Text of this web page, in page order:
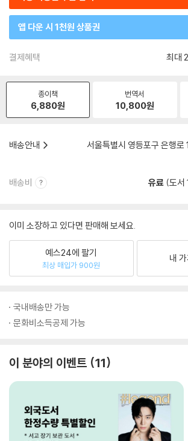
앱 다운 시 1천원 상품권
결제혜택 최대
종이책
6,880원
번역서
10,800원
배송안내
서울특별시 영등포구 은행로
배송비 유료 (도서
이미 소장하고 있다면 판매해 보세요.
예스24에 팔기
최상 매입가 900원
내
국내배송만 가능
문화비소득공제 가능
이 분야의 이벤트 11